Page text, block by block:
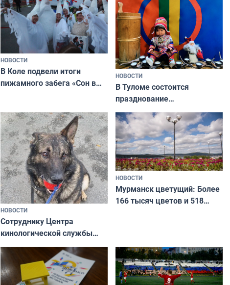
НОВОСТИ
В Коле подвели итоги
пижамного забега «Сон в
НОВОСТИ
В Туломе состоится
празднование
Международного дня
коренных народов мира
НОВОСТИ
Сотруднику Центра
кинологической службы
ищут новый дом
НОВОСТИ
Мурманск цветущий: Более
166 тысяч цветов и 518